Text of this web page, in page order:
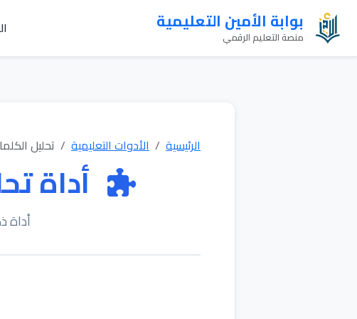
بوابة الأمين التعليمية
منصة التعليم الرقمي
الرئيسية الأدوات التعليمية تحليل
أداة
أداة